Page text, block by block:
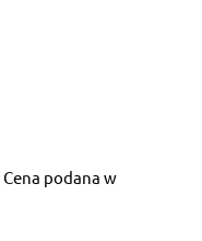
podana w